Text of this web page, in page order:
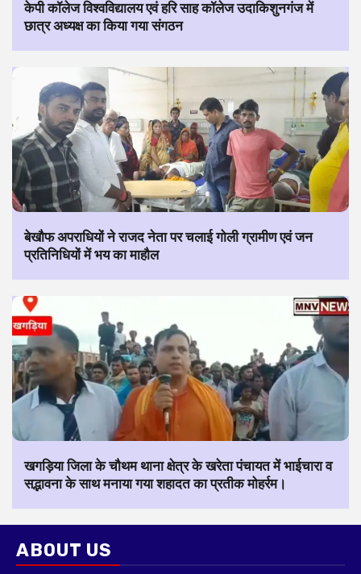
केपी कॉलेज विश्वविद्यालय एवं हरि साह कॉलेज उदाकिशुनगंज में
छात्र अध्यक्ष का किया गया संगठन
बेखौफ अपराधियों ने राजद नेता पर चलाई गोली ग्रामीण एवं जन
प्रतिनिधियों में भय का माहौल
खगड़िया जिला के चौथम थाना क्षेत्र के खरेता पंचायत में भाईचारा व
सद्भावना के साथ मनाया गया शहादत का प्रतीक मोहर्रम।
ABOUT US